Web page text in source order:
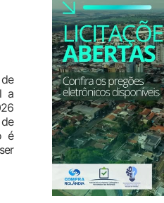
a
é